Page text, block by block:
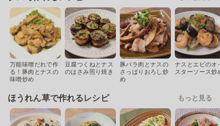
万能味噌だれで作
る！豚肉とナスの
味噌炒め
豆腐つくねとナス
のはさみ照り焼き
豚バラ肉とナスの
さっぱりおろし炒
め
ナスとエビのオ
スターソース炒
ほうれん草で作れるレシピ もっと見る